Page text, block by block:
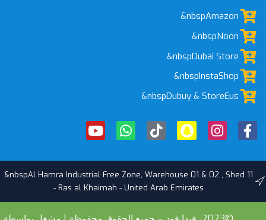
&nbspAmazon
&nbspNoon
&nbspDubai Store
&nbspInstaShop
&nbspDubuy & StoreEus
&nbspAl Hamra Industrial Free Zone, Warehouse 01 & 02 , Shed 11
- Ras al Khaimah - United Arab Emirates